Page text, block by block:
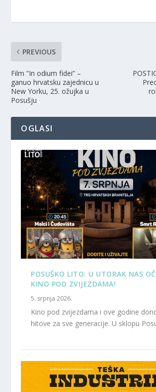
PREVIOUS
Film “In odium fidei” –
ganuo hrvatsku zajednicu u
New Yorku, 25. ožujka u
Posušju
OGLASI
POSUŠKO LITO: U UTORAK NAS
KINO POD ZVIJEZDAMA!
5. srpnja 2026.
Kino pod zvijezdama i ove godine
hitove za sve generacije. U sklopu